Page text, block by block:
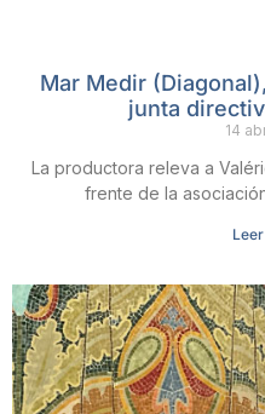
Mar Medir
junta
14
La productora releva a
frente de la